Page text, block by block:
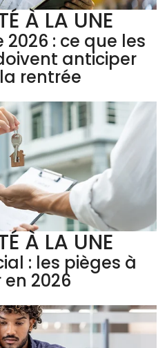
À LA UNE
: ce que les
anticiper
rentrée
À LA UNE
: les pièges à
2026